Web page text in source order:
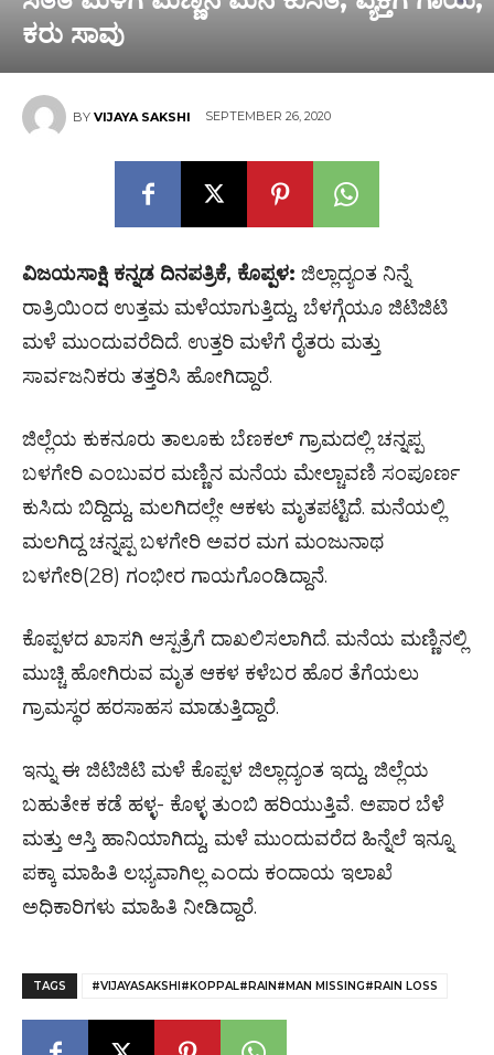
ಕರು ಸಾವು
BY VIJAYA SAKSHI SEPTEMBER 26, 2020
ವಿಜಯಸಾಕ್ಷಿ ಕನ್ನಡ ದಿನಪತ್ರಿಕೆ, ಕೊಪ್ಪಳ: ಜಿಲ್ಲಾದ್ಯಂತ ನಿನ್ನೆ
ರಾತ್ರಿಯಿಂದ ಉತ್ತಮ ಮಳೆಯಾಗುತ್ತಿದ್ದು, ಬೆಳಗ್ಗೆಯೂ ಜಿಟಿಜಿಟಿ
ಮಳೆ ಮುಂದುವರೆದಿದೆ. ಉತ್ತರಿ ಮಳೆಗೆ ರೈತರು ಮತ್ತು
ಸಾರ್ವಜನಿಕರು ತತ್ತರಿಸಿ ಹೋಗಿದ್ದಾರೆ.
ಜಿಲ್ಲೆಯ ಕುಕನೂರು ತಾಲೂಕು ಬೆಣಕಲ್ ಗ್ರಾಮದಲ್ಲಿ ಚನ್ನಪ್ಪ
ಬಳಗೇರಿ ಎಂಬುವರ ಮಣ್ಣಿನ ಮನೆಯ ಮೇಲ್ಚಾವಣಿ ಸಂಪೂರ್ಣ
ಕುಸಿದು ಬಿದ್ದಿದ್ದು, ಮಲಗಿದಲ್ಲೇ ಆಕಳು ಮೃತಪಟ್ಟಿದೆ. ಮನೆಯಲ್ಲಿ
ಮಲಗಿದ್ದ ಚನ್ನಪ್ಪ ಬಳಗೇರಿ ಅವರ ಮಗ ಮಂಜುನಾಥ
ಬಳಗೇರಿ(28) ಗಂಭೀರ ಗಾಯಗೊಂಡಿದ್ದಾನೆ.
ಕೊಪ್ಪಳದ ಖಾಸಗಿ ಆಸ್ಪತ್ರೆಗೆ ದಾಖಲಿಸಲಾಗಿದೆ. ಮನೆಯ ಮಣ್ಣಿನಲ್ಲಿ
ಮುಚ್ಚಿ ಹೋಗಿರುವ ಮೃತ ಆಕಳ ಕಳೆಬರ ಹೊರ ತೆಗೆಯಲು
ಗ್ರಾಮಸ್ಥರ ಹರಸಾಹಸ ಮಾಡುತ್ತಿದ್ದಾರೆ.
ಇನ್ನು ಈ ಜಿಟಿಜಿಟಿ ಮಳೆ ಕೊಪ್ಪಳ ಜಿಲ್ಲಾದ್ಯಂತ ಇದ್ದು, ಜಿಲ್ಲೆಯ
ಬಹುತೇಕ ಕಡೆ ಹಳ್ಳ- ಕೊಳ್ಳ ತುಂಬಿ ಹರಿಯುತ್ತಿವೆ. ಅಪಾರ ಬೆಳೆ
ಮತ್ತು ಆಸ್ತಿ ಹಾನಿಯಾಗಿದ್ದು, ಮಳೆ ಮುಂದುವರೆದ ಹಿನ್ನೆಲೆ ಇನ್ನೂ
ಪಕ್ಕಾ ಮಾಹಿತಿ ಲಭ್ಯವಾಗಿಲ್ಲ ಎಂದು ಕಂದಾಯ ಇಲಾಖೆ
ಅಧಿಕಾರಿಗಳು ಮಾಹಿತಿ ನೀಡಿದ್ದಾರೆ.
TAGS #VIJAYASAKSHI#KOPPAL#RAIN#MAN MISSING#RAIN LOSS